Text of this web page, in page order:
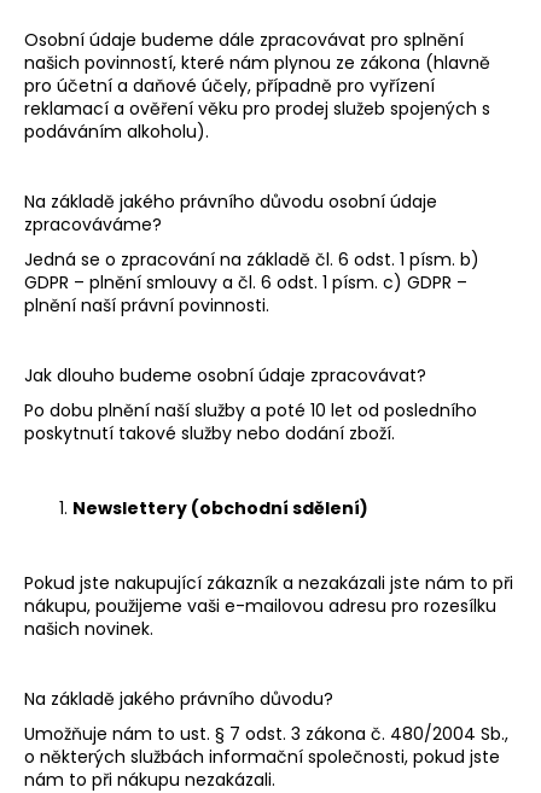
Osobní údaje budeme dále zpracovávat pro splnění
našich povinností, které nám plynou ze zákona (hlavně
pro účetní a daňové účely, případně pro vyřízení
reklamací a ověření věku pro prodej služeb spojených s
podáváním alkoholu).
Na základě jakého právního důvodu osobní údaje
zpracováváme?
Jedná se o zpracování na základě čl. 6 odst. 1 písm. b)
GDPR – plnění smlouvy a čl. 6 odst. 1 písm. c) GDPR –
plnění naší právní povinnosti.
Jak dlouho budeme osobní údaje zpracovávat?
Po dobu plnění naší služby a poté 10 let od posledního
poskytnutí takové služby nebo dodání zboží.
Newslettery (obchodní sdělení)
Pokud jste nakupující zákazník a nezakázali jste nám to při
nákupu, použijeme vaši e-mailovou adresu pro rozesílku
našich novinek.
Na základě jakého právního důvodu?
Umožňuje nám to ust. § 7 odst. 3 zákona č. 480/2004 Sb.,
o některých službách informační společnosti, pokud jste
nám to při nákupu nezakázali.